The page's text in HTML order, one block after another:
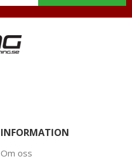
INFORMATION
Om oss